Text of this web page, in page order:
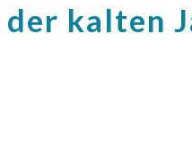
kalten